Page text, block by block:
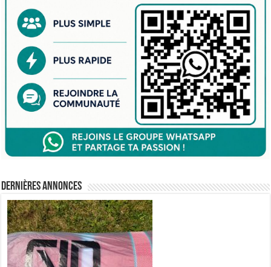
Dernières annonces